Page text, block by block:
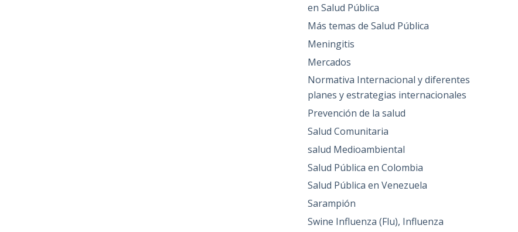
en Salud Pública
Más temas de Salud Pública
Meningitis
Mercados
Normativa Internacional y diferentes
planes y estrategias internacionales
Prevención de la salud
Salud Comunitaria
salud Medioambiental
Salud Pública en Colombia
Salud Pública en Venezuela
Sarampión
Swine Influenza (Flu), Influenza